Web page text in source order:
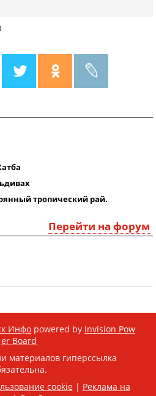
тропический рай.
Перейти на форум
Инфо powered by Invision Pow
er Board
материалов гиперссылка
cookie| Реклама на